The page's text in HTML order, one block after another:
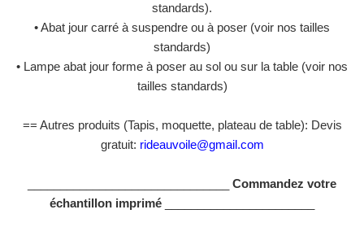
standards).
• Abat jour carré à suspendre ou à poser (voir nos tailles
standards)
• Lampe abat jour forme à poser au sol ou sur la table (voir nos
tailles standards)
== Autres produits (Tapis, moquette, plateau de table): Devis
gratuit: rideauvoile@gmail.com
Commandez votre
échantillon imprimé